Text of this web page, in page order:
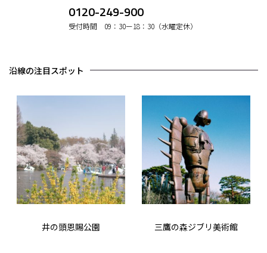
0120-249-900
受付時間 09：30ー18：30（水曜定休）
沿線の注目スポット
井の頭恩賜公園 三鷹の森ジブリ美術館